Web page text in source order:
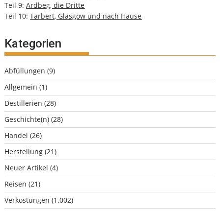
Teil 9:Ardbeg, die Dritte
Teil 10:Tarbert, Glasgow und nach Hause
Kategorien
Abfüllungen (9)
Allgemein (1)
Destillerien (28)
Geschichte(n) (28)
Handel (26)
Herstellung (21)
Neuer Artikel (4)
Reisen (21)
Verkostungen (1.002)